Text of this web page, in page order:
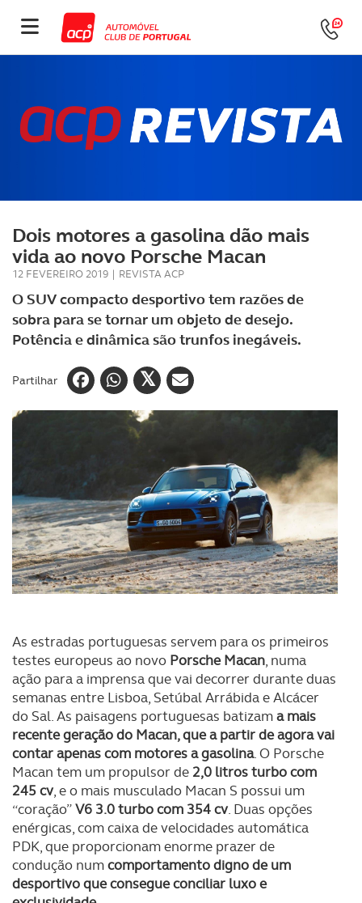
Dois motores a gasolina dão mais
vida ao novo Porsche Macan
12 FEVEREIRO 2019 | REVISTA ACP
O SUV compacto desportivo tem razões de
sobra para se tornar um objeto de desejo.
Potência e dinâmica são trunfos inegáveis.
Partilhar
As estradas portuguesas servem para os primeiros
testes europeus ao novo Porsche Macan, numa
ação para a imprensa que vai decorrer durante duas
semanas entre Lisboa, Setúbal Arrábida e Alcácer
do Sal. As paisagens portuguesas batizama mais
recente geração do Macan, que a partir de agora vai
contar apenas com motores a gasolina. O Porsche
Macan tem um propulsor de 2,0 litros turbo com
245 cv, e o mais musculado Macan S possui um
“coração”V6 3.0 turbo com 354 cv. Duas opções
enérgicas, com caixa de velocidades automática
PDK, que proporcionam enorme prazer de
condução numcomportamento digno de um
desportivo que consegue conciliar luxo e